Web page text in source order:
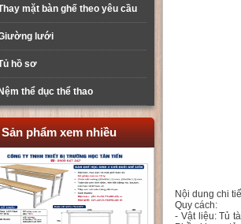
mặt bàn ghế theo yêu cầu
lưới
hồ sơ
Nệm thể dục thể thao
Sản phẩm xem nhiều
Nội dung chi
Quy cách:
- Vật liệu: Tủ